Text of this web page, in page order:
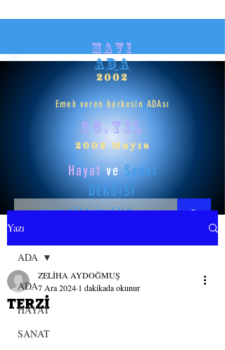
mavi
ADA
2002
Emek veren herkesin ADAsı
25.yıl
2002 Mayıs
HayatveSanat
DERGİSİ
SANAT
GİRİŞ YAP
Yazı
ADA
HAYAT
SANAT
ADA
TERZİ
ZELİHA AYDOĞMUŞ
7 Ara 2024 1 dakikada okunur